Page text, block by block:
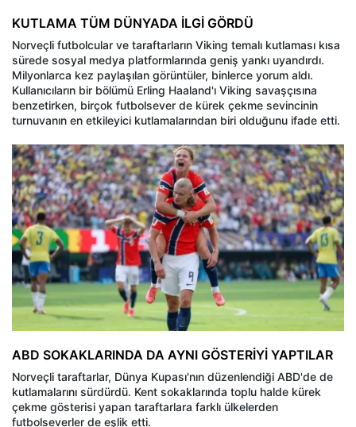
KUTLAMA TÜM DÜNYADA İLGİ GÖRDÜ
Norveçli futbolcular ve taraftarların Viking temalı kutlaması kısa
sürede sosyal medya platformlarında geniş yankı uyandırdı.
Milyonlarca kez paylaşılan görüntüler, binlerce yorum aldı.
Kullanıcıların bir bölümü Erling Haaland'ı Viking savaşçısına
benzetirken, birçok futbolsever de kürek çekme sevincinin
turnuvanın en etkileyici kutlamalarından biri olduğunu ifade etti.
ABD SOKAKLARINDA DA AYNI GÖSTERİYİ YAPTILAR
Norveçli taraftarlar, Dünya Kupası'nın düzenlendiği ABD'de de
kutlamalarını sürdürdü. Kent sokaklarında toplu halde kürek
çekme gösterisi yapan taraftarlara farklı ülkelerden
futbolseverler de eşlik etti.